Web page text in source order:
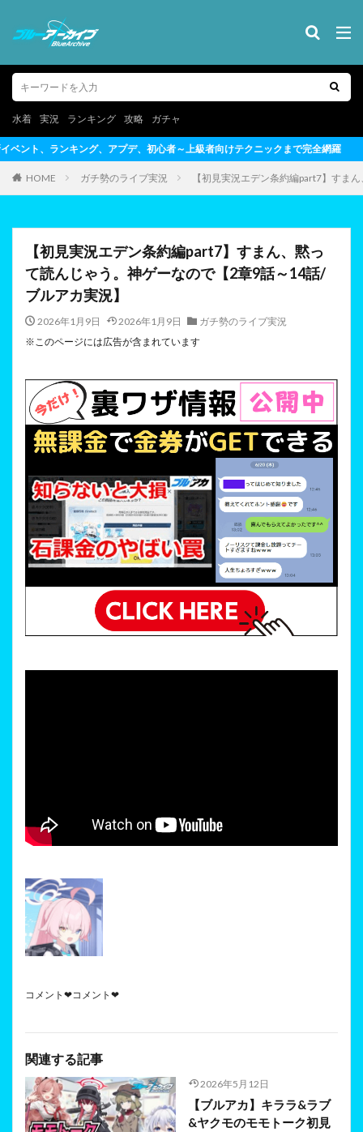
水着 実況 ランキング 攻略 ガチャ
～上級者向けテクニックまで完全網羅
HOME ガチ勢のライブ実況 【初見実況エデン条約編part7】すま
【初見実況エデン条約編part7】すまん、黙っ
て読んじゃう。神ゲーなので【2章9話～14話/
ブルアカ実況】
2026年1月9日 2026年1月9日
ガチ勢のライブ実況
※このページには広告が含まれています
コメント❤コメント❤
関連する記事
2026年5月12日
【ブルアカ】キララ&ラブ
&ヤクモのモモトーク初見